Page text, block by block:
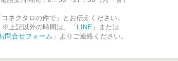
コネクタロの件で」とお伝えください。
※上記以外の時間は、「 LINE」または
問合せフォーム 」よりご連絡ください。